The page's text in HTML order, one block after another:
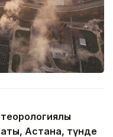
Астана, түнде